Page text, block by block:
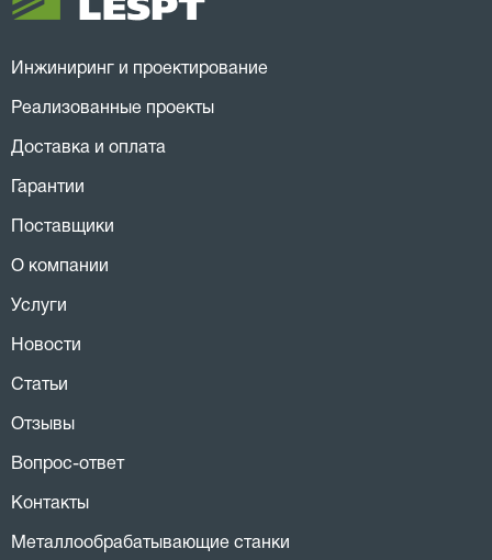
Инжиниринг и проектирование
Реализованные проекты
Доставка и оплата
Гарантии
Поставщики
О компании
Услуги
Новости
Статьи
Отзывы
Вопрос-ответ
Контакты
Металлообрабатывающие станки